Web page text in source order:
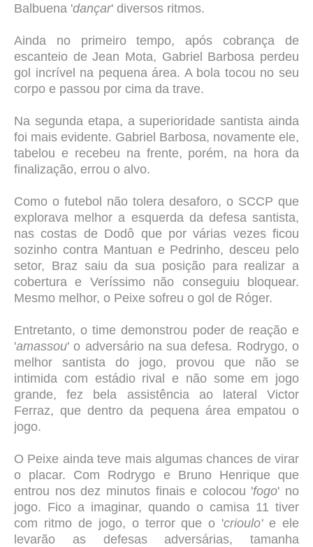
Balbuena 'dançar' diversos ritmos.
Ainda no primeiro tempo, após cobrança de
escanteio de Jean Mota, Gabriel Barbosa perdeu
gol incrível na pequena área. A bola tocou no seu
corpo e passou por cima da trave.
Na segunda etapa, a superioridade santista ainda
foi mais evidente. Gabriel Barbosa, novamente ele,
tabelou e recebeu na frente, porém, na hora da
finalização, errou o alvo.
Como o futebol não tolera desaforo, o SCCP que
explorava melhor a esquerda da defesa santista,
nas costas de Dodô que por várias vezes ficou
sozinho contra Mantuan e Pedrinho, desceu pelo
setor, Braz saiu da sua posição para realizar a
cobertura e Veríssimo não conseguiu bloquear.
Mesmo melhor, o Peixe sofreu o gol de Róger.
Entretanto, o time demonstrou poder de reação e
'amassou' o adversário na sua defesa. Rodrygo, o
melhor santista do jogo, provou que não se
intimida com estádio rival e não some em jogo
grande, fez bela assistência ao lateral Victor
Ferraz, que dentro da pequena área empatou o
jogo.
O Peixe ainda teve mais algumas chances de virar
o placar. Com Rodrygo e Bruno Henrique que
entrou nos dez minutos finais e colocou 'fogo' no
jogo. Fico a imaginar, quando o camisa 11 tiver
com ritmo de jogo, o terror que o 'crioulo'e ele
levarão as defesas adversárias, tamanha